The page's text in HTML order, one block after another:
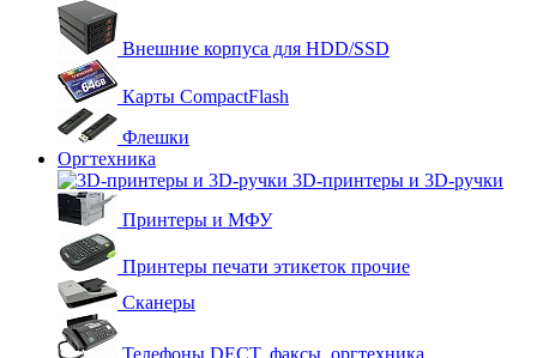
Внешние корпуса для HDD/SSD
Карты CompactFlash
Флешки
Оргтехника
3D-принтеры и 3D-ручки
Принтеры и МФУ
Принтеры печати этикеток прочие
Сканеры
Телефоны DECT, факсы, оргтехника